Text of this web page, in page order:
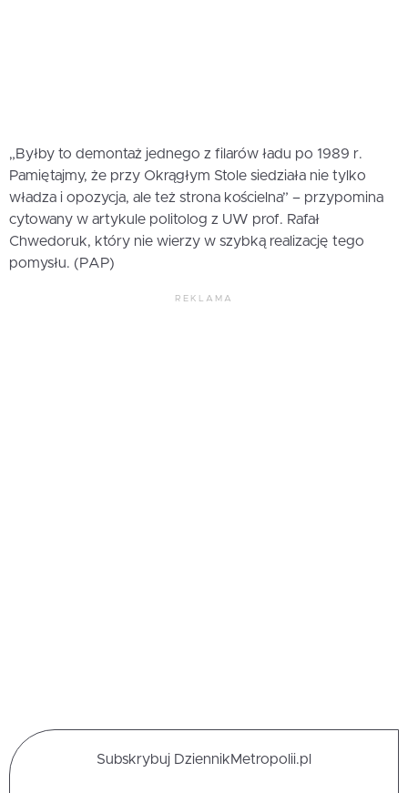
„Byłby to demontaż jednego z filarów ładu po 1989 r.
Pamiętajmy, że przy Okrągłym Stole siedziała nie tylko
władza i opozycja, ale też strona kościelna” – przypomina
cytowany w artykule politolog z UW prof. Rafał
Chwedoruk, który nie wierzy w szybką realizację tego
pomysłu. (PAP)
REKLAMA
Subskrybuj DziennikMetropolii.pl